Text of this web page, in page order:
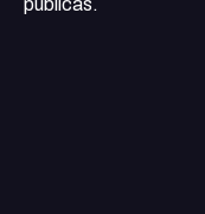
públicas.